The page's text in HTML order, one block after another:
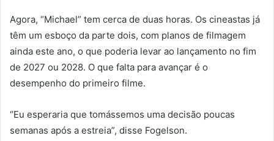
Agora, “Michael” tem cerca de duas horas. Os cineastas já
têm um esboço da parte dois, com planos de filmagem
ainda este ano, o que poderia levar ao lançamento no fim
de 2027 ou 2028. O que falta para avançar é o
desempenho do primeiro filme.
“Eu esperaria que tomássemos uma decisão poucas
semanas após a estreia”, disse Fogelson.